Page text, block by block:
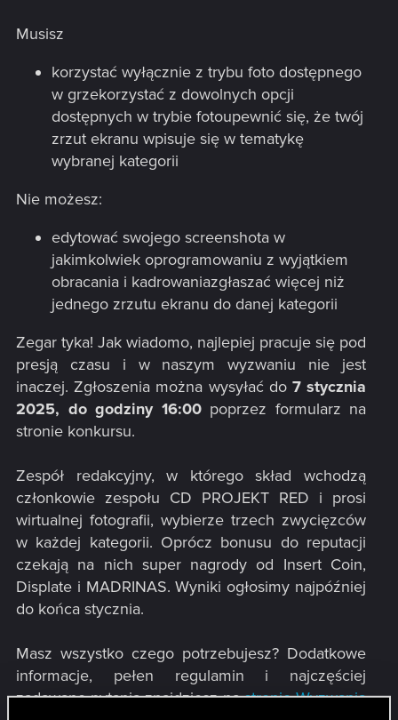
Musisz​
korzystać wyłącznie z trybu foto dostępnego
w grzekorzystać z dowolnych opcji
dostępnych w trybie fotoupewnić się, że twój
zrzut ekranu wpisuje się w tematykę
wybranej kategorii
Nie możesz:​
edytować swojego screenshota w
jakimkolwiek oprogramowaniu z wyjątkiem
obracania i kadrowaniazgłaszać więcej niż
jednego zrzutu ekranu do danej kategorii
Zegar tyka! Jak wiadomo, najlepiej pracuje się pod
presją czasu i w naszym wyzwaniu nie jest
inaczej. Zgłoszenia można wysyłać do 7 stycznia
2025, do godziny 16:00poprzez formularz na
stronie konkursu.​
Zespół redakcyjny, w którego skład wchodzą
członkowie zespołu CD PROJEKT RED i prosi
wirtualnej fotografii, wybierze trzech zwycięzców
w każdej kategorii. Oprócz bonusu do reputacji
czekają na nich super nagrody od Insert Coin,
Displate i MADRINAS. Wyniki ogłosimy najpóźniej
do końca stycznia.​
Masz wszystko czego potrzebujesz? Dodatkowe
informacje, pełen regulamin i najczęściej
zadawane pytania znajdziesz nastronie Wyzwania